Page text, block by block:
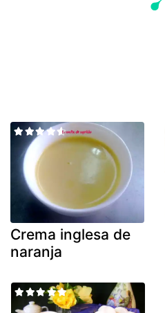
Crema inglesa de
naranja